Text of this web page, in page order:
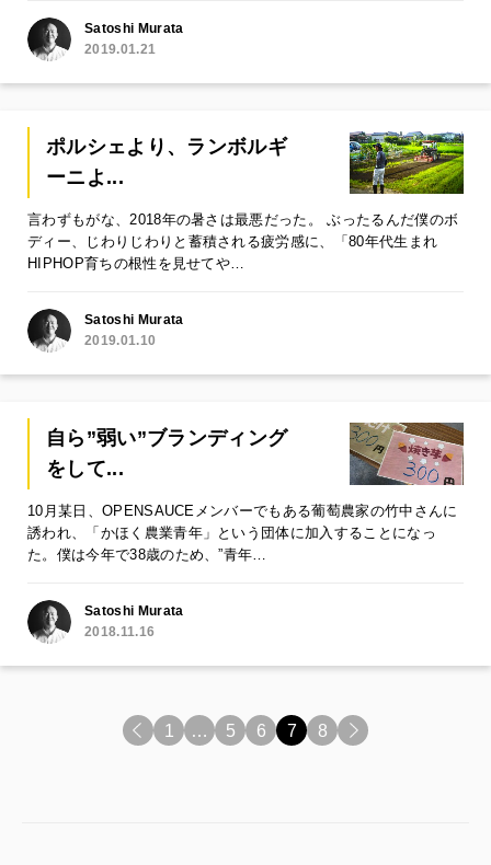
Satoshi Murata
2019.01.21
ポルシェより、ランボルギ
ーニよ...
言わずもがな、2018年の暑さは最悪だった。 ぶったるんだ僕のボ
ディー、じわりじわりと蓄積される疲労感に、「80年代生まれ
HIPHOP育ちの根性を見せてや…
Satoshi Murata
2019.01.10
自ら”弱い”ブランディング
をして...
10月某日、OPENSAUCEメンバーでもある葡萄農家の竹中さんに
誘われ、「かほく農業青年」という団体に加入することになっ
た。僕は今年で38歳のため、”青年…
Satoshi Murata
2018.11.16
< 1 … 5 6 7 8 >